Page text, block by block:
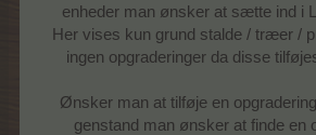
enheder man ønsker at sætte ind i
Her vises kun grund stalde / træer /
ingen opgraderinger da disse
Ønsker man at tilføje en
genstand man ønsker at finde en